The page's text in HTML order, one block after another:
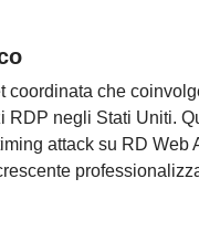
coordinata che
negli Stati Uniti.
attack su RD Web